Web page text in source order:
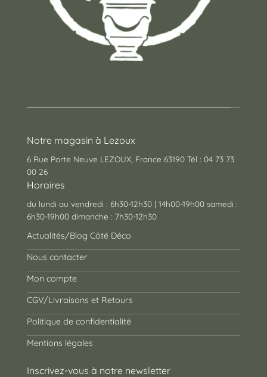
Notre magasin à Lezoux
6 Rue Porte Neuve LEZOUX, France 63190 Tél : 04 73 73
00 26
Horaires
du lundi au vendredi : 6h30-12h30 | 14h00-19h00 samedi :
6h30-19h00 dimanche : 7h30-12h30
Actualités/Blog Côté Déco
Nous contacter
Mon compte
CGV/Livraisons et Retours
Politique de confidentialité
Mentions légales
Inscrivez-vous à notre newsletter